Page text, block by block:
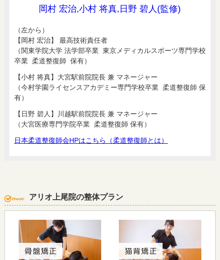
岡村 宏治,小村 将真,日野 碧人(監修)
（左から）
【岡村 宏治】 最高技術責任者
（関東学院大学 法学部卒業 東京メディカルスポーツ専門学校
卒業 柔道整復師 保有）
【小村 将真】大宮駅前院院長 兼 マネージャー
（今村学園ライセンスアカデミー専門学校卒業 柔道整復師 保
有）
【日野 碧人】川越駅前院院長 兼 マネージャー
（大宮医療専門学院卒業 柔道整復師 保有）
日本柔道整復師会HPはこちら（柔道整復師とは）
アリオ上尾院の整体プラン